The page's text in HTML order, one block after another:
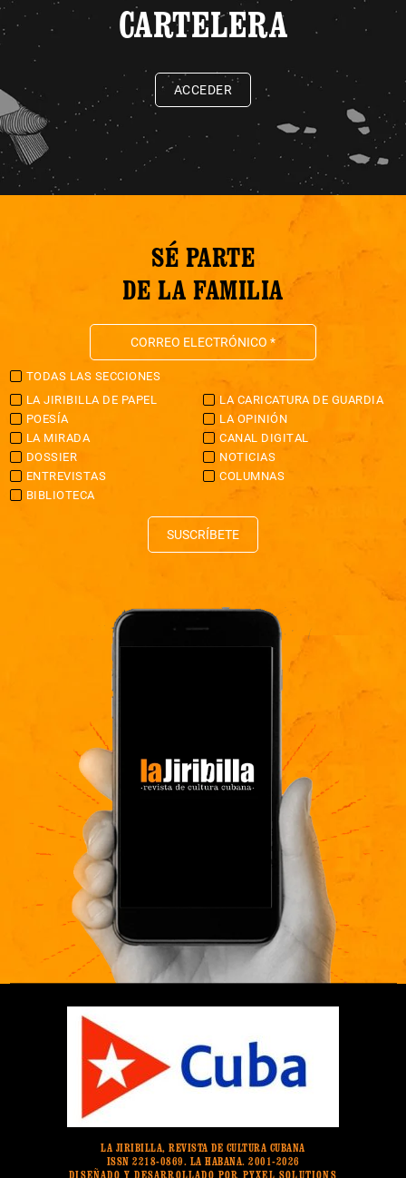
CARTELERA
ACCEDER
SÉ PARTE
DE LA FAMILIA
TODAS LAS SECCIONES
LA JIRIBILLA DE PAPEL
LA CARICATURA DE GUARDIA
POESÍA
LA OPINIÓN
LA MIRADA
CANAL DIGITAL
DOSSIER
NOTICIAS
ENTREVISTAS
COLUMNAS
BIBLIOTECA
SUSCRÍBETE
LA JIRIBILLA, REVISTA DE CULTURA CUBANA
ISSN 2218-0869. LA HABANA. 2001-2026
DISEÑADO Y DESARROLLADO POR PYXEL SOLUTIONS